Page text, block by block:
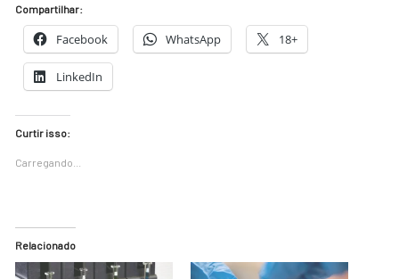
Compartilhar:
Facebook WhatsApp 18+
LinkedIn
Curtir isso:
Carregando...
Relacionado